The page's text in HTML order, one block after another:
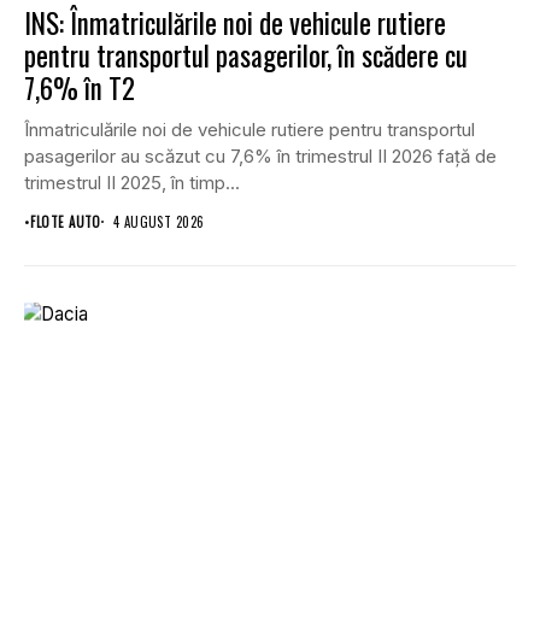
INS: Înmatriculările noi de vehicule rutiere
pentru transportul pasagerilor, în scădere cu
7,6% în T2
Înmatriculările noi de vehicule rutiere pentru transportul
pasagerilor au scăzut cu 7,6% în trimestrul II 2026 față de
trimestrul II 2025, în timp...
•FLOTE AUTO 4 AUGUST 2026